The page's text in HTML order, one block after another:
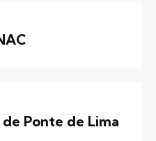
Ponte de Lima